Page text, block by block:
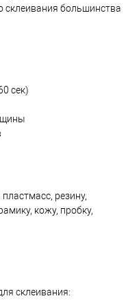
склеивания большинства
сек)
резину,
кожу, пробку,
склеивания: